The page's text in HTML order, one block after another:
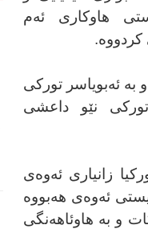
هاوکاری ئەم
کردووە.
بە ئەبویاسر تورکی
تورکی نێو داعشی
زانیاری ئەوەی
ئەوەی هەبووە
و بە هاوئاهەنگی